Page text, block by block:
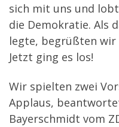
sich mit uns und
die Demokratie. Als
legte, begrüßten wir
Jetzt ging es los!
Wir spielten zwei
Applaus,
Bayerschmidt vom